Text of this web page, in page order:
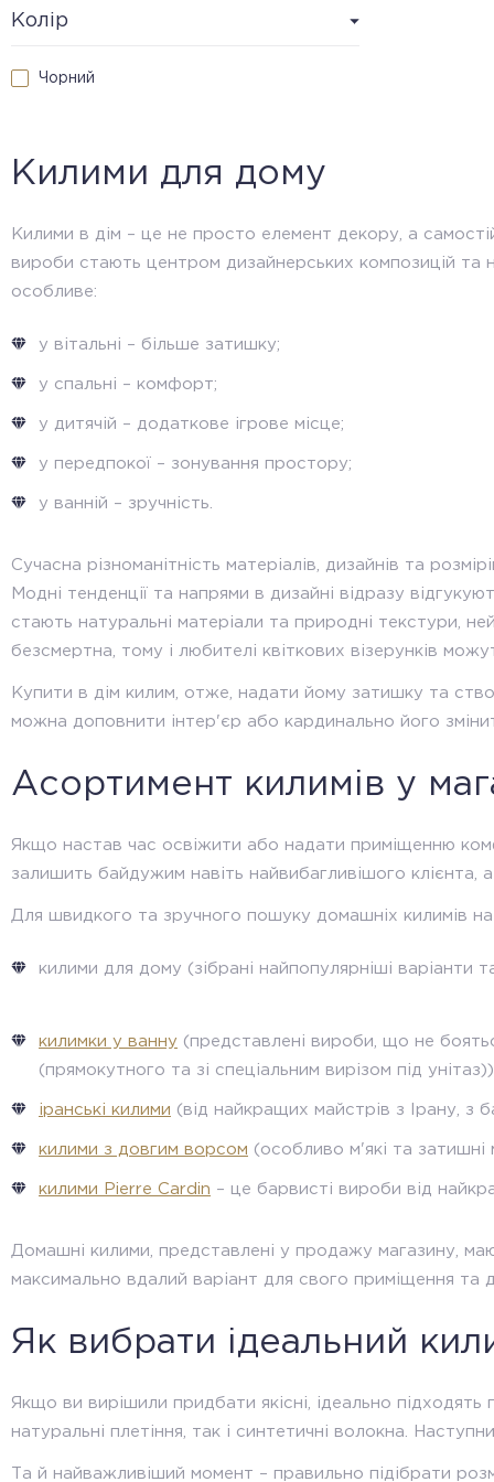
GAMMA
GIRIT
LYONESSE
MAGNIFIQUE
Marsilya
MONET
MOOD
MOTTO
Nero
OCEAN
Optima
Optimum Low
OTANTIK
KOI
PALACE
PICASSO RICH
RUBIN AVIS
SATEN
STILL
TABOO
TENCEL
Колір
Чорний
Килими для дому
Килими в дім – це не просто елемент декору, а
вироби стають центром дизайнерських композицій та
особливе:
у вітальні – більше затишку;
у спальні – комфорт;
у дитячій – додаткове ігрове місце;
у передпокої – зонування простору;
у ванній – зручність.
Сучасна різноманітність матеріалів, дизайнів та
Модні тенденції та напрями в дизайні відразу
стають натуральні матеріали та природні текстури,
безсмертна, тому і любителі квіткових візерунків
Купити в дім килим, отже, надати йому затишку та
можна доповнити інтер'єр або кардинально його
Асортимент килимів у
Якщо настав час освіжити або надати приміщенню
залишить байдужим навіть найвибагливішого
Для швидкого та зручного пошуку домашніх килимів на
килими для дому (зібрані найпопулярніші варіанти
килимки у ванну (представлені вироби, що не
(прямокутного та зі спеціальним вирізом під
іранські килими (від найкращих майстрів з Ірану, з
килими з довгим ворсом (особливо м'які та затишні
килими Pierre Cardin – це барвисті вироби від
Домашні килими, представлені у продажу магазину,
максимально вдалий варіант для свого приміщення та
Як вибрати ідеальний
Якщо ви вирішили придбати якісні, ідеально
натуральні плетіння, так і синтетичні волокна.
Та й найважливіший момент – правильно підібрати